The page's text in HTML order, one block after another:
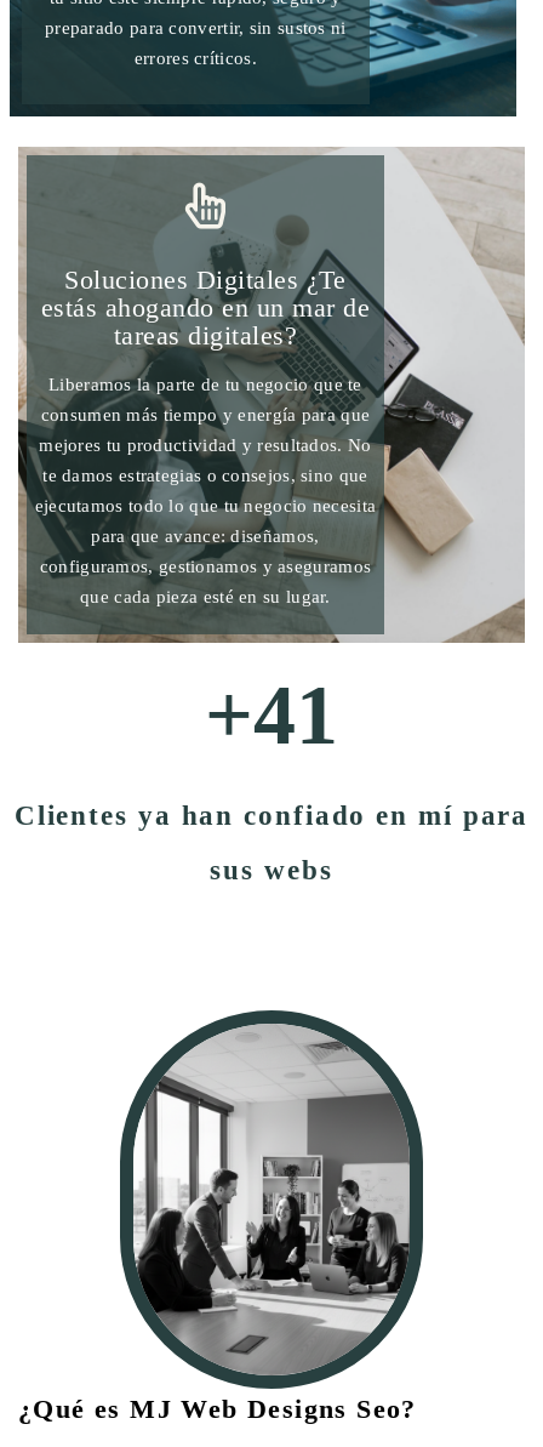
preparado para convertir, sin sustos ni
errores críticos.
Soluciones Digitales ¿Te
estás ahogando en un mar de
tareas digitales?
Liberamos la parte de tu negocio que te
consumen más tiempo y energía para que
mejores tu productividad y resultados. No
te damos estrategias o consejos, sino que
ejecutamos todo lo que tu negocio necesita
para que avance: diseñamos,
configuramos, gestionamos y aseguramos
que cada pieza esté en su lugar.
+50
Clientes ya han confiado en mí para
sus webs
¿Qué es MJ Web Designs Seo?